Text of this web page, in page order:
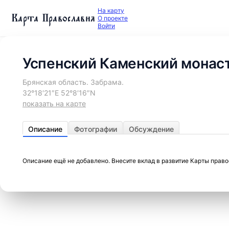
Карта Православия На карту
О проекте
Войти
Успенский Каменский
Брянская область. Забрама.
32°18′21″E 52°8′16″N
показать на карте
Описание Фотографии Обсуждение
Описание ещё не добавлено. Внесите вклад в развитие Карты